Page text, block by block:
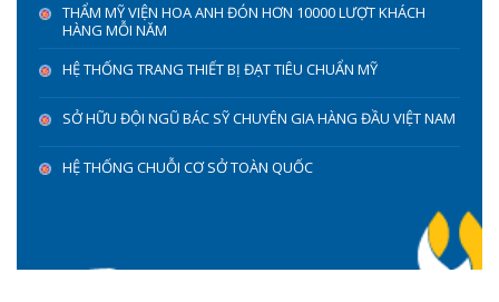
THẨM MỸ VIỆN HOA ANH ĐÓN HƠN 10000 LƯỢT KHÁCH
HÀNG MỖI NĂM
HỆ THỐNG TRANG THIẾT BỊ ĐẠT TIÊU CHUẨN MỸ
SỞ HỮU ĐỘI NGŨ BÁC SỸ CHUYÊN GIA HÀNG ĐẦU VIỆT NAM
HỆ THỐNG CHUỖI CƠ SỞ TOÀN QUỐC